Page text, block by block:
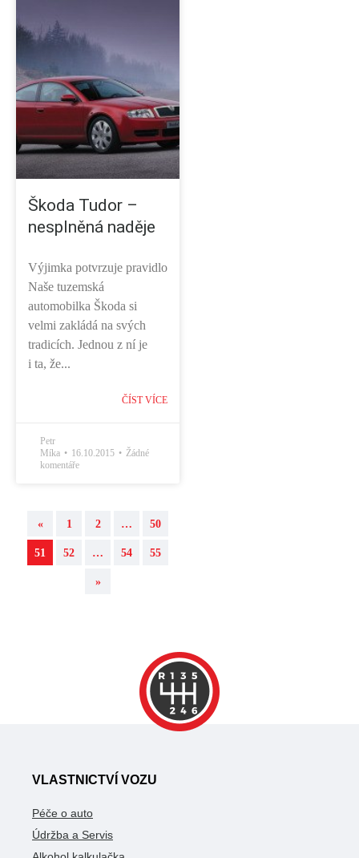
Škoda Tudor –
nesplněná naděje
Výjimka potvrzuje pravidlo
Naše tuzemská
automobilka Škoda si
velmi zakládá na svých
tradicích. Jednou z ní je
i ta, že...
ČÍST VÍCE
Petr
Míka
16.10.2015
Žádné
komentáře
« 1 2 … 50
51 52 … 54 55
»
VLASTNICTVÍ VOZU
Péče o auto
Údržba a Servis